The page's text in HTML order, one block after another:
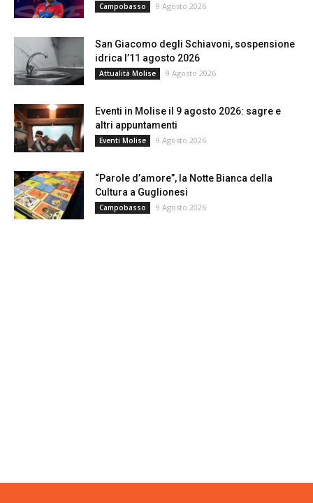
Campobasso 9 Agosto 2026
San Giacomo degli Schiavoni, sospensione
idrica l’11 agosto 2026
Attualità Molise 9 Agosto 2026
Eventi in Molise il 9 agosto 2026: sagre e
altri appuntamenti
Eventi Molise 9 Agosto 2026
“Parole d’amore”, la Notte Bianca della
Cultura a Guglionesi
Campobasso 9 Agosto 2026